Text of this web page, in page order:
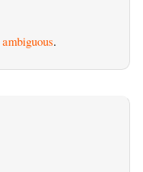
ambiguous.